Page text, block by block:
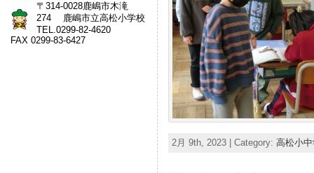
〒314-0028鹿嶋市木滝
274 鹿嶋市立高松小学校
TEL.0299-82-4620
FAX 0299-83-6427
2月 9th, 2023 | Category: 高松小